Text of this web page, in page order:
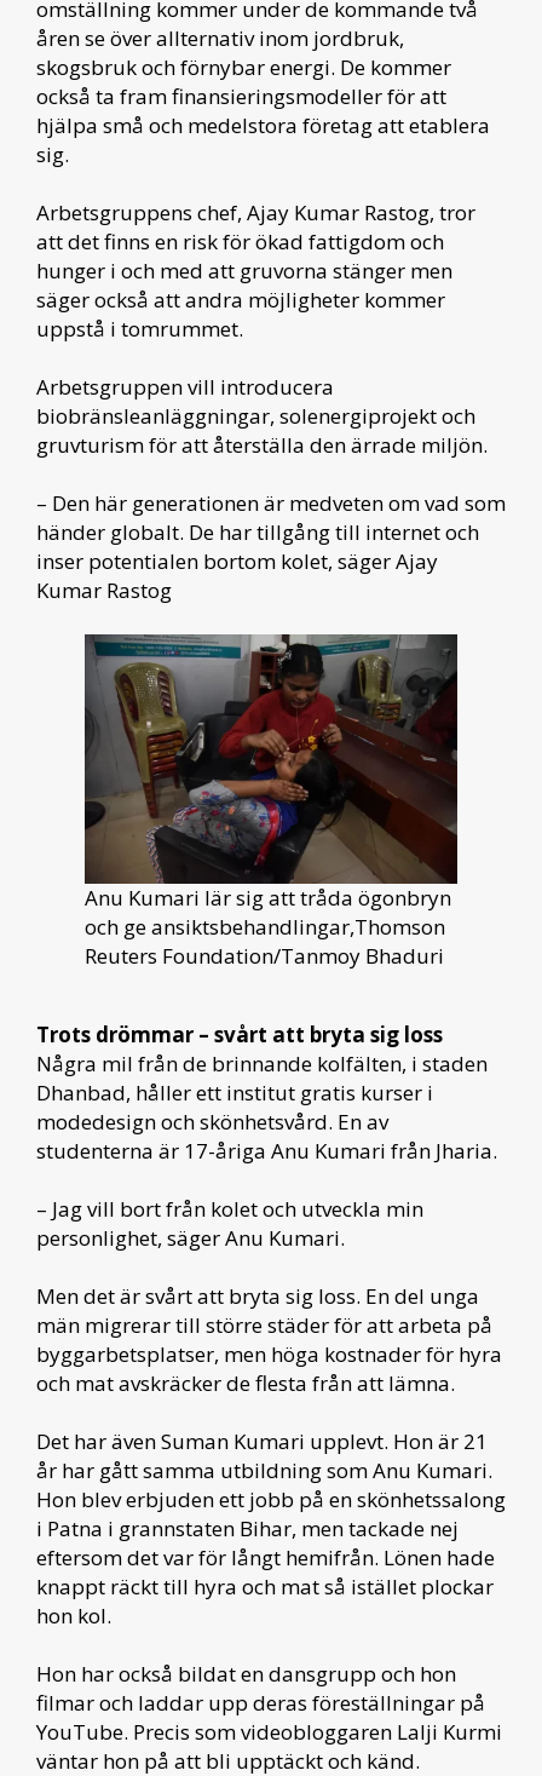
omställning kommer under de kommande två
åren se över allternativ inom jordbruk,
skogsbruk och förnybar energi. De kommer
också ta fram finansieringsmodeller för att
hjälpa små och medelstora företag att etablera
sig.
Arbetsgruppens chef, Ajay Kumar Rastog, tror
att det finns en risk för ökad fattigdom och
hunger i och med att gruvorna stänger men
säger också att andra möjligheter kommer
uppstå i tomrummet.
Arbetsgruppen vill introducera
biobränsleanläggningar, solenergiprojekt och
gruvturism för att återställa den ärrade miljön.
– Den här generationen är medveten om vad som
händer globalt. De har tillgång till internet och
inser potentialen bortom kolet, säger Ajay
Kumar Rastog
Anu Kumari lär sig att tråda ögonbryn
och ge ansiktsbehandlingar,Thomson
Reuters Foundation/Tanmoy Bhaduri
Trots drömmar – svårt att bryta sig loss
Några mil från de brinnande kolfälten, i staden
Dhanbad, håller ett institut gratis kurser i
modedesign och skönhetsvård. En av
studenterna är 17-åriga Anu Kumari från Jharia.
– Jag vill bort från kolet och utveckla min
personlighet, säger Anu Kumari.
Men det är svårt att bryta sig loss. En del unga
män migrerar till större städer för att arbeta på
byggarbetsplatser, men höga kostnader för hyra
och mat avskräcker de flesta från att lämna.
Det har även Suman Kumari upplevt. Hon är 21
år har gått samma utbildning som Anu Kumari.
Hon blev erbjuden ett jobb på en skönhetssalong
i Patna i grannstaten Bihar, men tackade nej
eftersom det var för långt hemifrån. Lönen hade
knappt räckt till hyra och mat så istället plockar
hon kol.
Hon har också bildat en dansgrupp och hon
filmar och laddar upp deras föreställningar på
YouTube. Precis som videobloggaren Lalji Kurmi
väntar hon på att bli upptäckt och känd.